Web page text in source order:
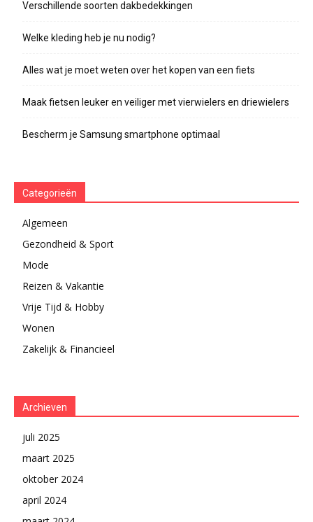
Verschillende soorten dakbedekkingen
Welke kleding heb je nu nodig?
Alles wat je moet weten over het kopen van een fiets
Maak fietsen leuker en veiliger met vierwielers en driewielers
Bescherm je Samsung smartphone optimaal
Categorieën
Algemeen
Gezondheid & Sport
Mode
Reizen & Vakantie
Vrije Tijd & Hobby
Wonen
Zakelijk & Financieel
Archieven
juli 2025
maart 2025
oktober 2024
april 2024